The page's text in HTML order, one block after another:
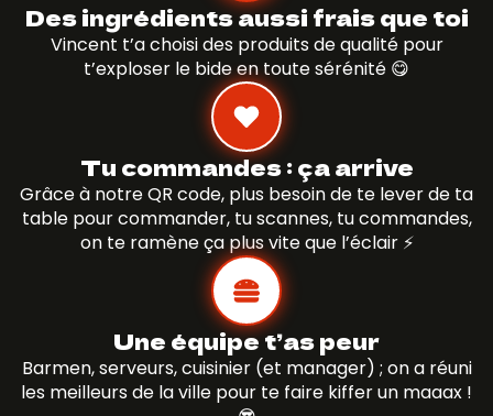
Des ingrédients aussi frais que toi
Vincent t’a choisi des produits de qualité pour
t’exploser le bide en toute sérénité 😋
Tu commandes : ça arrive
Grâce à notre QR code, plus besoin de te lever de ta
table pour commander, tu scannes, tu commandes,
on te ramène ça plus vite que l’éclair ⚡️
Une équipe t’as peur
Barmen, serveurs, cuisinier (et manager) ; on a réuni
les meilleurs de la ville pour te faire kiffer un maaax !